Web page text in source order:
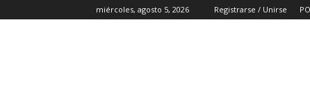
miércoles, agosto 5, 2026 Registrarse / Unirse